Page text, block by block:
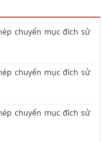
chuyển mục đích sử
chuyển mục đích sử
chuyển mục đích sử